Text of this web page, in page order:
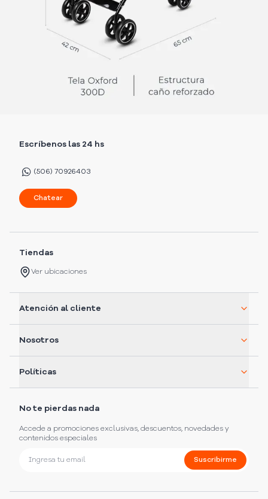
Escríbenos las 24 hs
(506) 70926403
Chatear
Tiendas
Ver ubicaciones
Atención al cliente
Nosotros
Políticas
No te pierdas nada
Accede a promociones exclusivas, descuentos, novedades y
contenidos especiales
Suscribirme